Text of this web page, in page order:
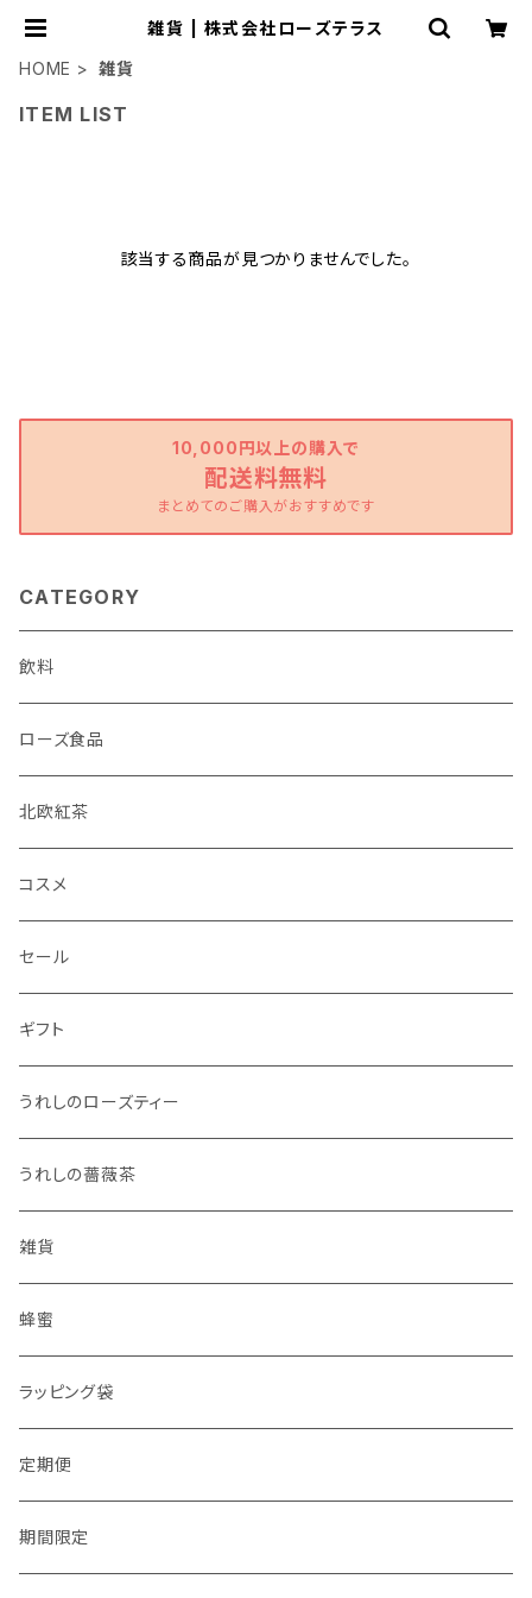
雑貨 | 株式会社ローズテラス
HOME
雑貨
ITEM LIST
該当する商品が見つかりませんでした。
10,000円以上の購入で
配送料無料
まとめてのご購入がおすすめです
CATEGORY
飲料
ローズ食品
北欧紅茶
コスメ
セール
ギフト
うれしのローズティー
うれしの薔薇茶
雑貨
蜂蜜
ラッピング袋
定期便
期間限定